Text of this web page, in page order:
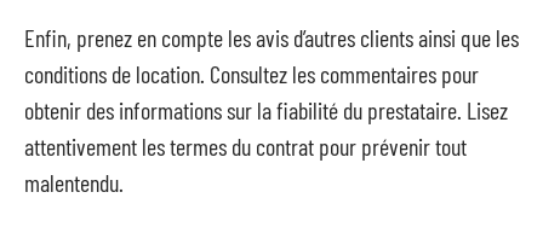
Enfin, prenez en compte les avis d’autres clients ainsi que les
conditions de location. Consultez les commentaires pour
obtenir des informations sur la fiabilité du prestataire. Lisez
attentivement les termes du contrat pour prévenir tout
malentendu.